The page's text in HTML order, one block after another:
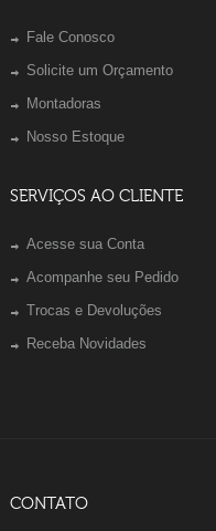
Fale Conosco
Solicite um Orçamento
Montadoras
Nosso Estoque
SERVIÇOS AO CLIENTE
Acesse sua Conta
Acompanhe seu Pedido
Trocas e Devoluções
Receba Novidades
CONTATO